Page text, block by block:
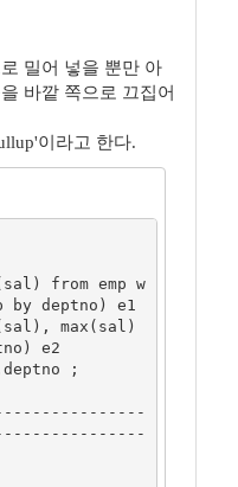
밀어 넣을 뿐만 아
바깥 쪽으로 끄집어
이라고 한다.
by deptno) e1
e2
;